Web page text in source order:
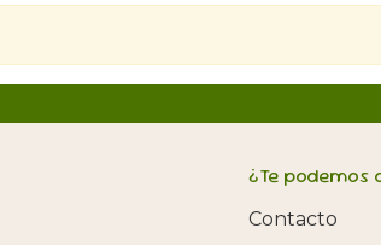
¿Te podemos
Contacto